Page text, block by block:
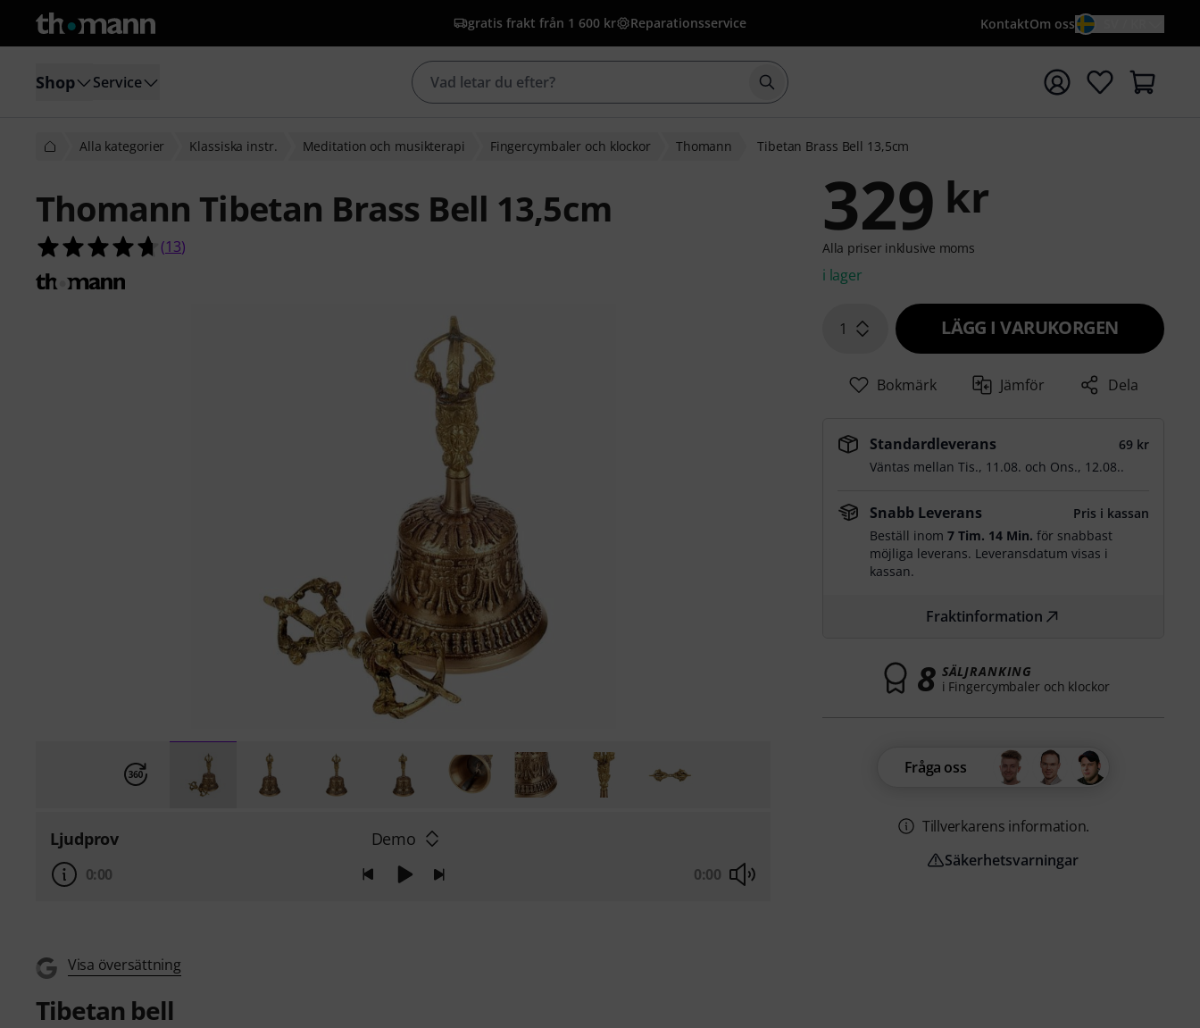
gratis frakt från 1 600 kr Reparationsservice KontaktOm oss
Shop Service Börja sökningen med söktermen {searchTerm}
Alla kategorier Klassiska instr. Meditation och musikterapi Fingercymbaler och klockor Thomann Tibetan Brass Bell 13,5cm
Thomann Tibetan Brass Bell 13,5cm
4.7 av 5 stjärnor från 13 kundbetyg
(13)
Ljudprov Demo
0:00 0:00
Visa översättning
Tibetan bell
329 kr
Alla priser inklusive moms
i lager
1 LÄGG I VARUKORGEN
Bokmärk Jämför Dela
Standardleverans
69 kr
Väntas mellanTis., 11.08. och Ons., 12.08..
Snabb Leverans
Pris i kassan
Beställ inom7 Tim. 14 Min. för snabbast
möjliga leverans. Leveransdatum visas i
kassan.
Fraktinformation
8 SÄLJRANKING
i Fingercymbaler och klockor
Fråga oss
Tillverkarens information.
Säkerhetsvarningar